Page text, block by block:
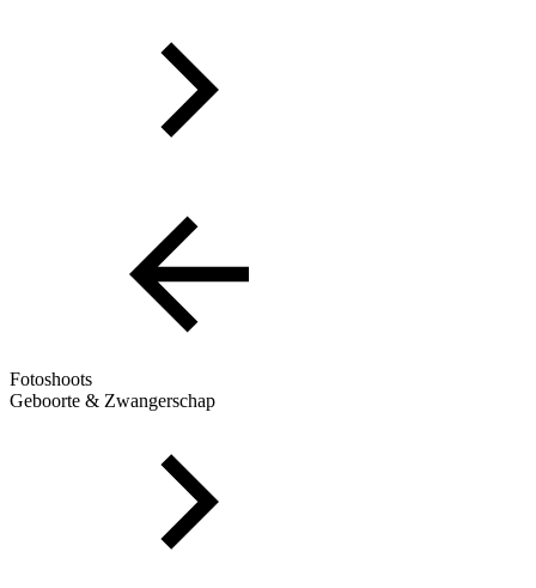
Fotoshoots
Geboorte & Zwangerschap